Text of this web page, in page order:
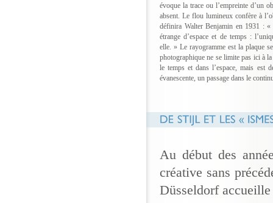
évoque la trace ou l’empreinte d’un
absent. Le flou lumineux confère à
définira Walter Benjamin en 1931 : «
étrange d’espace et de temps :
elle. » Le rayogramme est la plaque
photographique ne se limite pas ici à
le temps et dans l’espace, mais est
évanescente, un passage dans le
Au début des
créative sans
Düsseldorf